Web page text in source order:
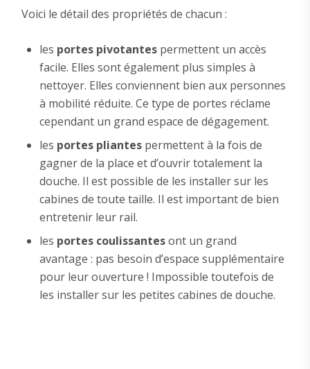
Voici le détail des propriétés de chacun :
les portes pivotantespermettent un accès
facile. Elles sont également plus simples à
nettoyer. Elles conviennent bien aux personnes
à mobilité réduite. Ce type de portes réclame
cependant un grand espace de dégagement.
les portes pliantespermettent à la fois de
gagner de la place et d’ouvrir totalement la
douche. Il est possible de les installer sur les
cabines de toute taille. Il est important de bien
entretenir leur rail.
les portes coulissantesont un grand
avantage : pas besoin d’espace supplémentaire
pour leur ouverture ! Impossible toutefois de
les installer sur les petites cabines de douche.